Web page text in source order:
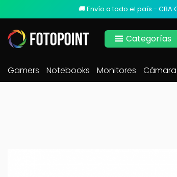
🚚 Envío a todo el país - CBA
Categorías
Gamers Notebooks Monitores